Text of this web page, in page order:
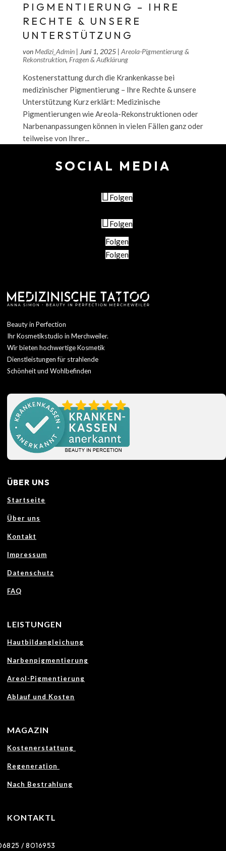
PIGMENTIERUNG – IHRE
RECHTE & UNSERE
UNTERSTÜTZUNG
von Medizi_Admin| Juni 1, 2025| Areola-Pigmentierung &
Rekonstruktion, Fragen & Aufklärung
Kostenerstattung durch die Krankenkasse bei
medizinischer Pigmentierung – Ihre Rechte & unsere
Unterstützung Kurz erklärt: Medizinische
Pigmentierungen wie Areola-Rekonstruktionen oder
Narbenanpassungen können in vielen Fällen ganz oder
teilweise von Ihrer...
SOCIAL MEDIA
Folgen
Folgen
Folgen
Folgen
Beauty in Perfection
Ihr Kosmetikstudio in Merchweiler.
Wir bieten hochwertige Kosmetik
Dienstleistungen für strahlende
Schönheit und Wohlbefinden
ÜBER UNS
Startseite
Über uns
Kontakt
Impressum
Datenschutz
FAQ
LEISTUNGEN
Hautbildangleichung
Narbenpigmentierung
Areol-Pigmentierung
Ablauf und Kosten
MAGAZIN
Kostenerstattung
Regeneration
Nach Bestrahlung
KONTAKTL
/ 8016953